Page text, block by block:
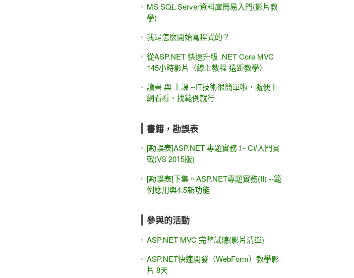
MS SQL Server資料庫簡易入門(影片教
學)
我是怎麼開始寫程式的？
從ASP.NET 快速升級 .NET Core MVC
145小時影片（線上教程 遠距教學）
讀書 與 上課 --IT技術很簡單啦，隨便上
網看看、找範例就行
書籍，勘誤表
[勘誤表]ASP.NET 專題實務 I - C#入門實
戰(VS 2015版)
[勘誤表]下集。ASP.NET專題實務(II) --範
例應用與4.5新功能
參與的活動
ASP.NET MVC 完整試聽(影片清單)
ASP.NET快速開發（WebForm）教學影
片 8天